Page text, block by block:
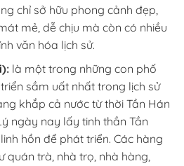
chỉ sở hữu phong cảnh đẹp,
mẻ, dễ chịu mà còn có nhiều
văn hóa lịch sử.
là một trong những con phố
sầm uất nhất trong lịch sử
khắp cả nước từ thời Tần Hán
ngày nay lấy tinh thần Tần
hồn để phát triển. Các hàng
quán trà, nhà trọ, nhà hàng,